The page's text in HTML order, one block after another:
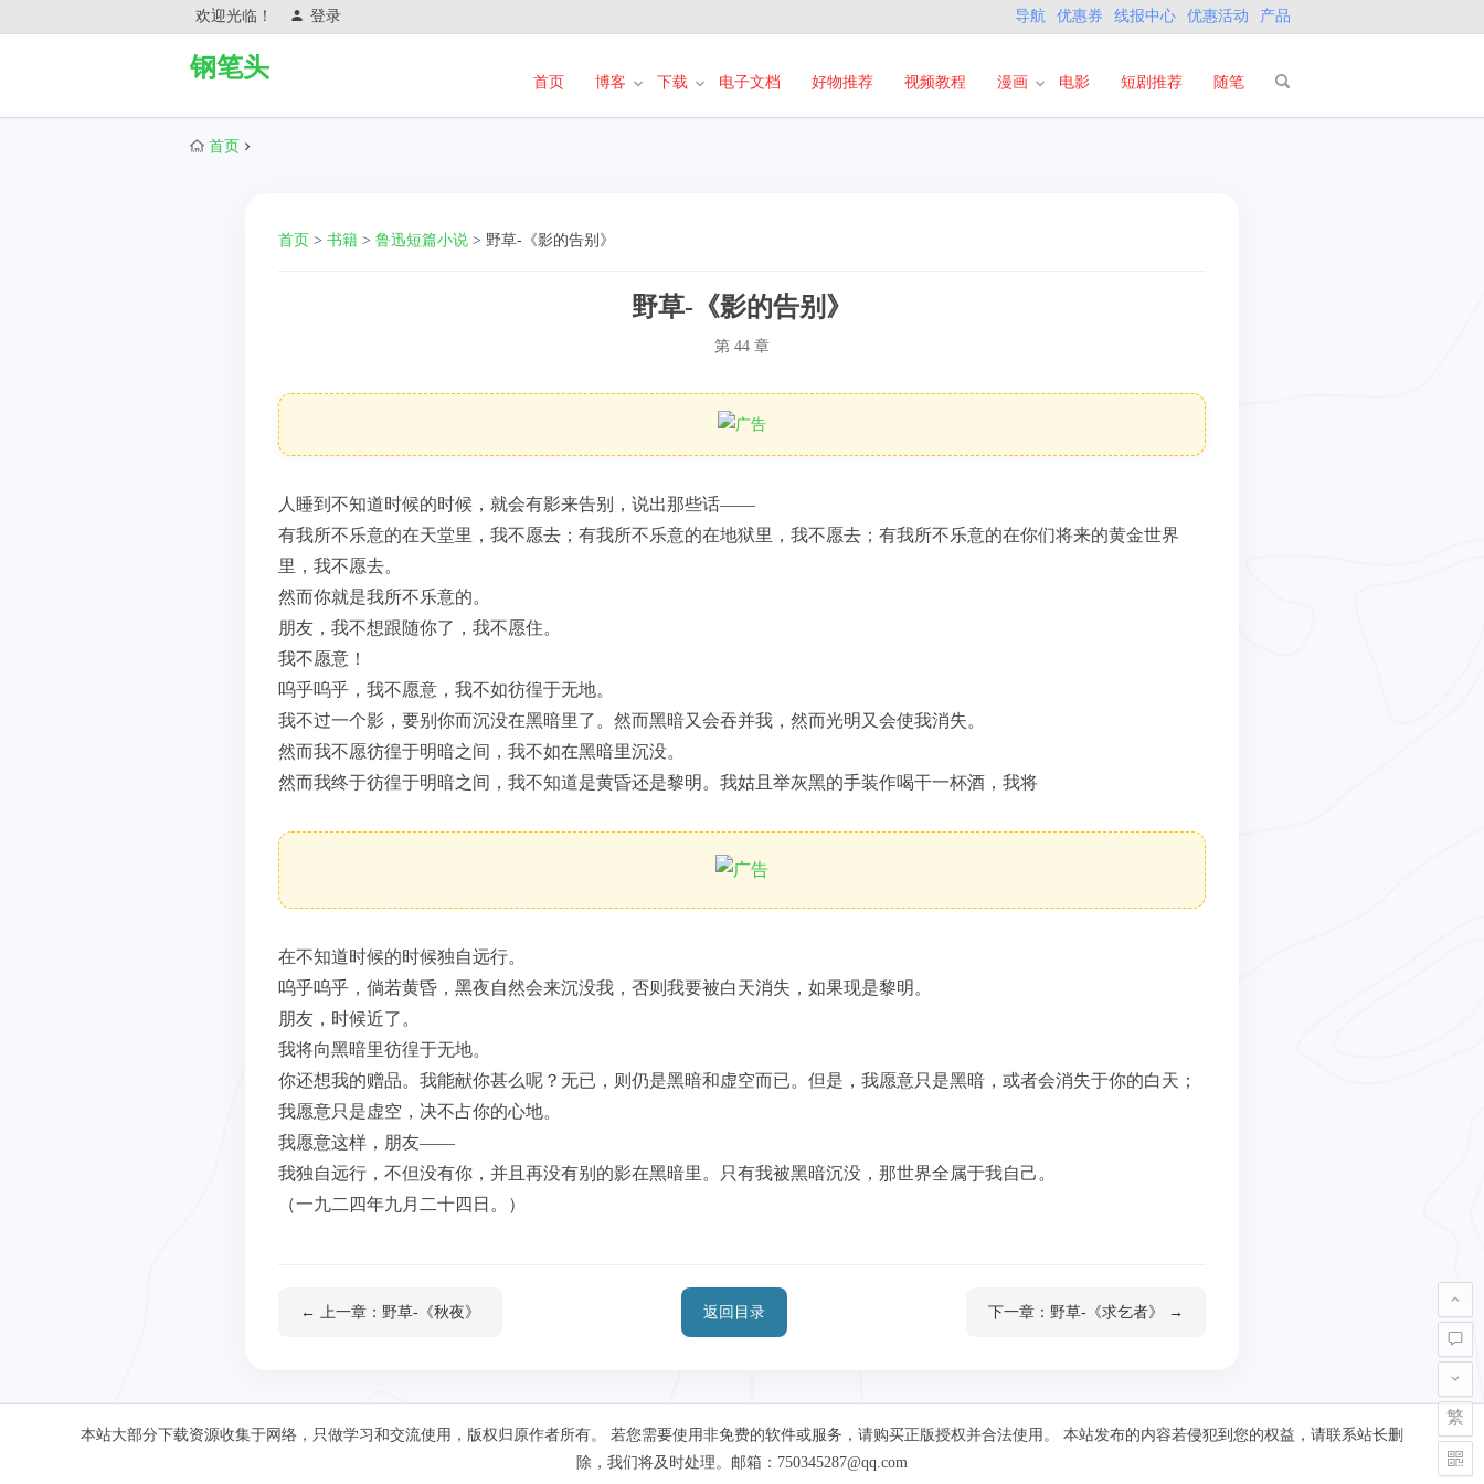
欢迎光临！ 登录 导航 优惠券 线报中心 优惠活动 产品
钢笔头
首页 博客 下载 电子文档 好物推荐 视频教程 漫画 电影 短剧推荐 随笔
首页
首页 > 书籍 > 鲁迅短篇小说 > 野草-《影的告别》
野草-《影的告别》
第 44 章
人睡到不知道时候的时候，就会有影来告别，说出那些话——
有我所不乐意的在天堂里，我不愿去；有我所不乐意的在地狱里，我不愿去；有我所不乐意的在你们将来的黄金世界
里，我不愿去。
然而你就是我所不乐意的。
朋友，我不想跟随你了，我不愿住。
我不愿意！
呜乎呜乎，我不愿意，我不如彷徨于无地。
我不过一个影，要别你而沉没在黑暗里了。然而黑暗又会吞并我，然而光明又会使我消失。
然而我不愿彷徨于明暗之间，我不如在黑暗里沉没。
然而我终于彷徨于明暗之间，我不知道是黄昏还是黎明。我姑且举灰黑的手装作喝干一杯酒，我将
在不知道时候的时候独自远行。
呜乎呜乎，倘若黄昏，黑夜自然会来沉没我，否则我要被白天消失，如果现是黎明。
朋友，时候近了。
我将向黑暗里彷徨于无地。
你还想我的赠品。我能献你甚么呢？无已，则仍是黑暗和虚空而已。但是，我愿意只是黑暗，或者会消失于你的白天；
我愿意只是虚空，决不占你的心地。
我愿意这样，朋友——
我独自远行，不但没有你，并且再没有别的影在黑暗里。只有我被黑暗沉没，那世界全属于我自己。
（一九二四年九月二十四日。）
← 上一章：野草-《秋夜》 返回目录 下一章：野草-《求乞者》 →
本站大部分下载资源收集于网络，只做学习和交流使用，版权归原作者所有。 若您需要使用非免费的软件或服务，请购买正版授权并合法使用。 本站发布的内容若侵犯到您的权益，请联系站长删
除，我们将及时处理。邮箱：750345287@qq.com
繁